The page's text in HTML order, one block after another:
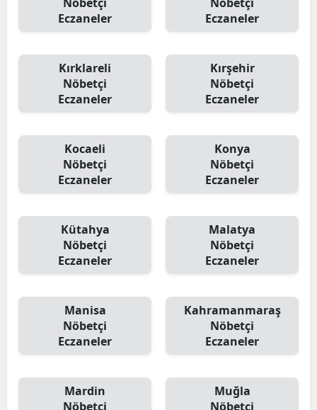
Eczaneler
Eczaneler
Kırklareli
Nöbetçi
Eczaneler
Kırşehir
Nöbetçi
Eczaneler
Kocaeli
Nöbetçi
Eczaneler
Konya
Nöbetçi
Eczaneler
Kütahya
Nöbetçi
Eczaneler
Malatya
Nöbetçi
Eczaneler
Manisa
Nöbetçi
Eczaneler
Kahramanmaraş
Nöbetçi
Eczaneler
Mardin
Nöbetçi
Muğla
Nöbetçi